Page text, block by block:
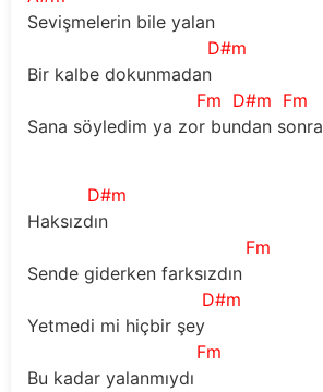
Sevişmelerin bile yalan
D#m
Bir kalbe dokunmadan
Fm D#m Fm
Sana söyledim ya zor bundan sonra
D#m
Haksızdın
Fm
Sende giderken farksızdın
D#m
Yetmedi mi hiçbir şey
Fm
Bu kadar yalanmıydı